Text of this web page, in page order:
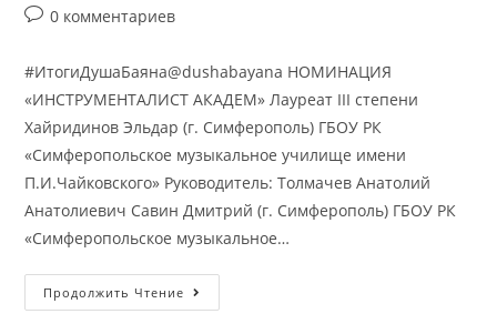
0 комментариев
#ИтогиДушаБаяна@dushabayana НОМИНАЦИЯ
«ИНСТРУМЕНТАЛИСТ АКАДЕМ» Лауреат III степени
Хайридинов Эльдар (г. Симферополь) ГБОУ РК
«Симферопольское музыкальное училище имени
П.И.Чайковского» Руководитель: Толмачев Анатолий
Анатолиевич Савин Дмитрий (г. Симферополь) ГБОУ РК
«Симферопольское музыкальное…
Продолжить Чтение